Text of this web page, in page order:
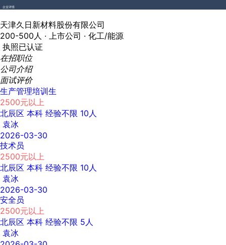
企业详情
天津久日新材料股份有限公司
200-500人 ·
上市公司 · 化工/能源
执照已认证
在招职位
公司介绍
面试评价
生产管理培训生
2500元以上
北辰区 本科 经验不限 10人
袁冰
2026-03-30
技术员
2500元以上
北辰区 本科 经验不限 10人
袁冰
2026-03-30
安全员
2500元以上
北辰区 本科 经验不限 5人
袁冰